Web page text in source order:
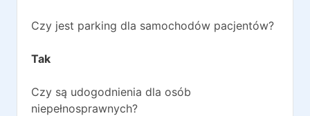
Czy jest parking dla samochodów pacjentów?
Tak
Czy są udogodnienia dla osób
niepełnosprawnych?